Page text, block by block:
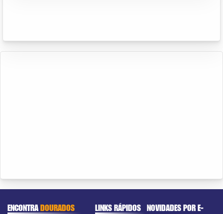
ENCONTRADOURADOS LINKS RÁPIDOS NOVIDADES POR E-